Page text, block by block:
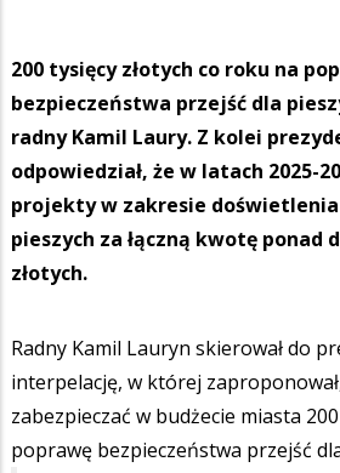
200 tysięcy złotych co roku na
bezpieczeństwa przejść dla
radny Kamil Laury. Z kolei
odpowiedział, że w latach 2025-
projekty w zakresie doświetlenia
pieszych za łączną kwotę ponad
złotych.
Radny Kamil Lauryn skierował do
interpelację, w której
zabezpieczać w budżecie miasta
poprawę bezpieczeństwa przejść